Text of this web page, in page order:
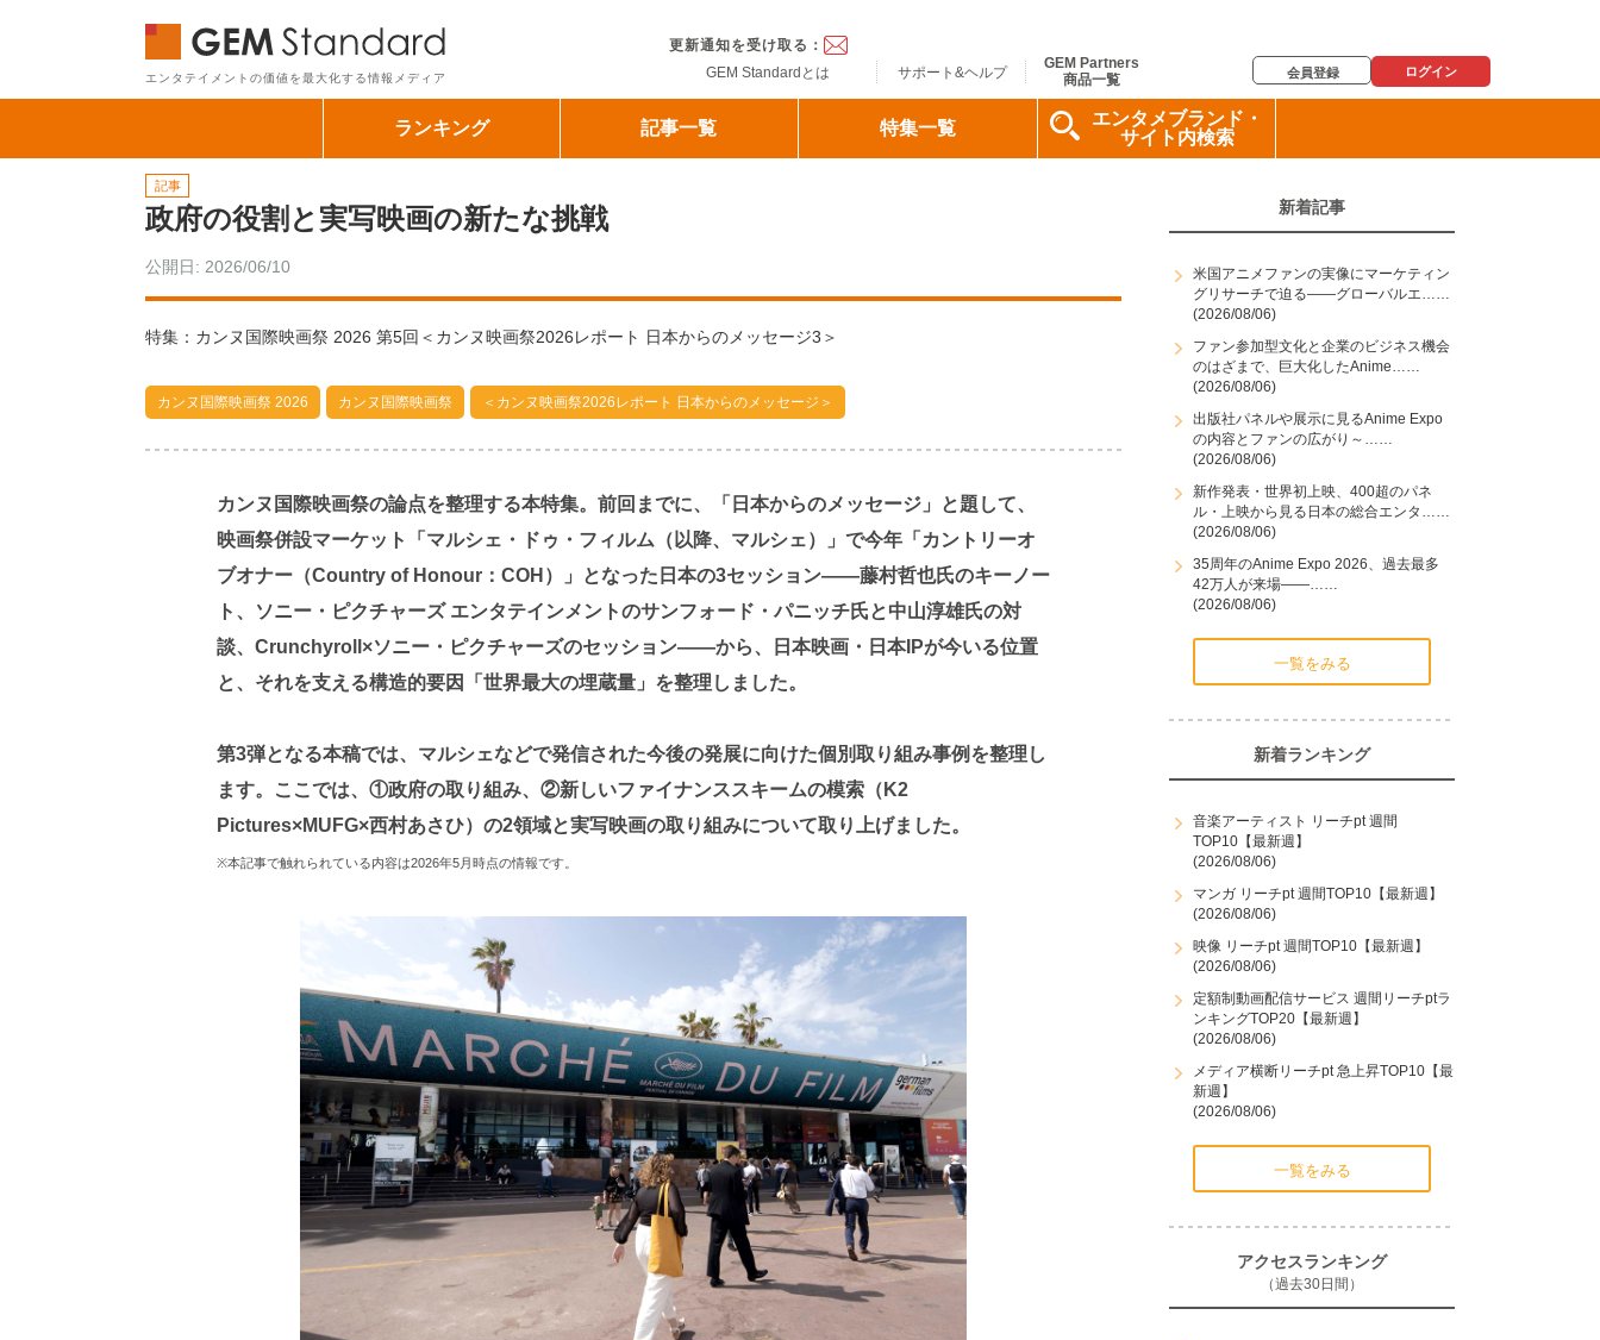
エンタテイメントの価値を最大化する情報メディア
更新通知を受け取る：
GEM Standardとは
サポート&ヘルプ
GEM Partners
商品一覧
会員登録 ログイン
ランキング 記事一覧 特集一覧
エンタメブランド・
サイト内検索
記事
政府の役割と実写映画の新たな挑戦
公開日: 2026/06/10
特集：カンヌ国際映画祭 2026 第5回＜カンヌ映画祭2026レポート 日本からのメッセージ3＞
カンヌ国際映画祭 2026 カンヌ国際映画祭 ＜カンヌ映画祭2026レポート 日本からのメッセージ＞
カンヌ国際映画祭の論点を整理する本特集。前回までに、「日本からのメッセージ」と題して、
映画祭併設マーケット「マルシェ・ドゥ・フィルム（以降、マルシェ）」で今年「カントリーオ
ブオナー（Country of Honour：COH）」となった日本の3セッション——藤村哲也氏のキーノー
ト、ソニー・ピクチャーズ エンタテインメントのサンフォード・パニッチ氏と中山淳雄氏の対
談、Crunchyroll×ソニー・ピクチャーズのセッション——から、日本映画・日本IPが今いる位置
と、それを支える構造的要因「世界最大の埋蔵量」を整理しました。
第3弾となる本稿では、マルシェなどで発信された今後の発展に向けた個別取り組み事例を整理し
ます。ここでは、①政府の取り組み、②新しいファイナンススキームの模索（K2
Pictures×MUFG×西村あさひ）の2領域と実写映画の取り組みについて取り上げました。
※本記事で触れられている内容は2026年5月時点の情報です。
新着記事
米国アニメファンの実像にマーケティン
グリサーチで迫る――グローバルエ……
(2026/08/06)
ファン参加型文化と企業のビジネス機会
のはざまで、巨大化したAnime……
(2026/08/06)
出版社パネルや展示に見るAnime Expo
の内容とファンの広がり～……
(2026/08/06)
新作発表・世界初上映、400超のパネ
ル・上映から見る日本の総合エンタ……
(2026/08/06)
35周年のAnime Expo 2026、過去最多
42万人が来場――……
(2026/08/06)
一覧をみる
新着ランキング
音楽アーティスト リーチpt 週間
TOP10【最新週】
(2026/08/06)
マンガ リーチpt 週間TOP10【最新週】
(2026/08/06)
映像 リーチpt 週間TOP10【最新週】
(2026/08/06)
定額制動画配信サービス 週間リーチptラ
ンキングTOP20【最新週】
(2026/08/06)
メディア横断リーチpt 急上昇TOP10【最
新週】
(2026/08/06)
一覧をみる
アクセスランキング
（過去30日間）